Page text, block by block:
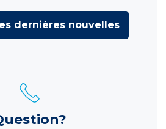
dernières nouvelles